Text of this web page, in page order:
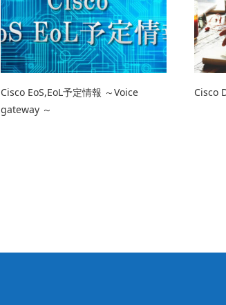
Cisco EoS,EoL予定情報 ～Voice
gateway ～
Cisco